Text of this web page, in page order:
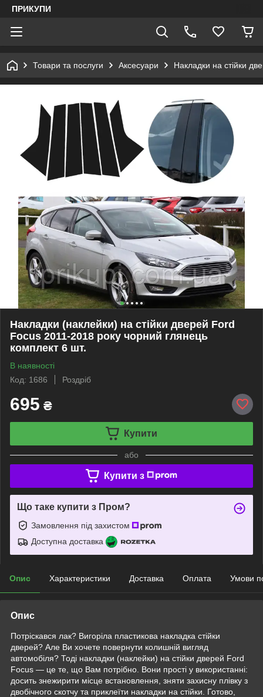
ПРИКУПИ
Товари та послуги Аксесуари Накладки на стійки
Накладки (наклейки) на стійки дверей Ford
Focus 2011-2018 року чорний глянець
комплект 6 шт.
В наявності
Код: 1686
Роздріб
695 ₴
Купити
або
Купити з
Що таке купити з Пром?
Замовлення під захистом
Доступна доставка
Опис Характеристики Доставка Оплата Умови
Опис
Потріскався лак? Вигоріла пластикова накладка стійки
дверей? Але Ви хочете повернути колишній вигляд
автомобіля? Тоді накладки (наклейки) на стійки дверей Ford
Focus — це те, що Вам потрібно. Вони прості у використанні:
досить знежирити місце встановлення, зняти захисну плівку з
двобічного скотчу та приклеїти накладки на стійки. Готово,